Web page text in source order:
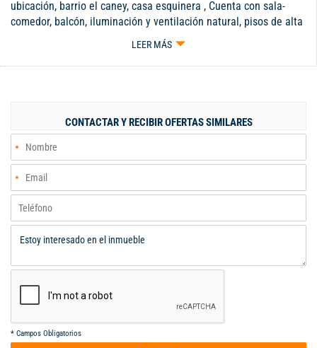
ubicación, barrio el caney, casa esquinera , Cuenta con sala-
comedor, balcón, iluminación y ventilación natural, pisos de alta
resistencia, , cocina integral con gabinetes, extractor y gas
natural, patio, escaleras para segundo nivel, zona de ropas,
todas las conexiones, baño social, 3 habitaciones con closet, la
autopista Simón Bolívar, sus vías son pavimentadas y cuenta
con fácil acceso a transporte público, cerca de supermercados,
centros comerciales, colegios y universidades del sur. Web
121301 Código interno: V121301
LEER MÁS
CONTACTAR Y RECIBIR OFERTAS SIMILARES
* Campos Obligatorios